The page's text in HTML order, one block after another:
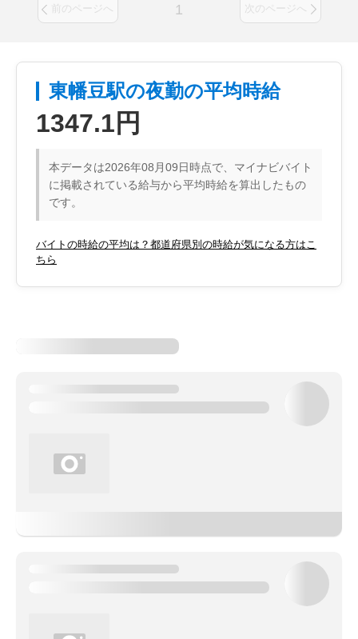
前のページへ 1 次のページへ
東幡豆駅の夜勤の平均時給
1347.1円
本データは2026年08月09日時点で、マイナビバイト
に掲載されている給与から平均時給を算出したもの
です。
バイトの時給の平均は？都道府県別の時給が気になる方はこ
ちら